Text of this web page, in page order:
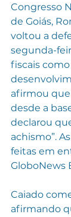
Congresso
de Goiás,
voltou a
segunda-
fiscais
afirmou que
desde a
declarou
achismo”.
feitas em
GloboNews
Caiado
afirmando